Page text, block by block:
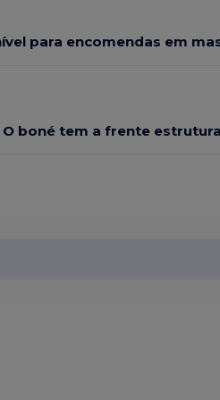
para encomendas em
O boné tem a frente